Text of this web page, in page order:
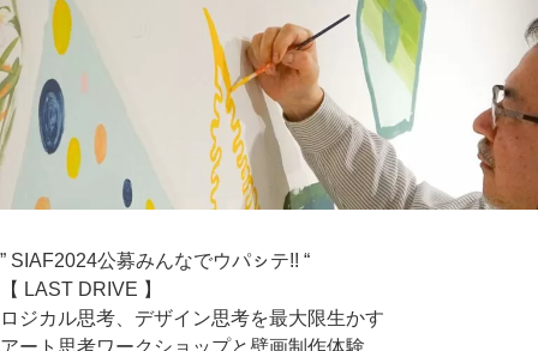
” SIAF2024公募みんなでウパㇱテ!! “
【 LAST DRIVE 】
ロジカル思考、デザイン思考を最大限生かす
アート思考ワークショップと壁画制作体験